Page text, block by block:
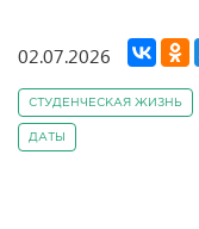
02.07.2026
СТУДЕНЧЕСКАЯ ЖИЗНЬ
ДАТЫ